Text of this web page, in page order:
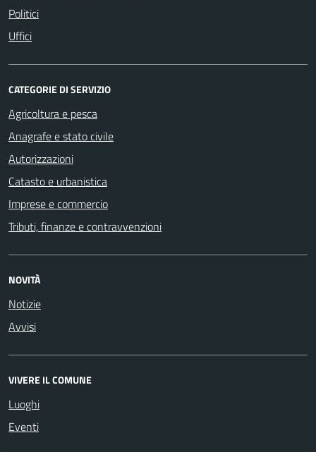
Politici
Uffici
CATEGORIE DI SERVIZIO
Agricoltura e pesca
Anagrafe e stato civile
Autorizzazioni
Catasto e urbanistica
Imprese e commercio
Tributi, finanze e contravvenzioni
NOVITÀ
Notizie
Avvisi
VIVERE IL COMUNE
Luoghi
Eventi